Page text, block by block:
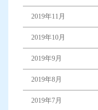
2019年11月
2019年10月
2019年9月
2019年8月
2019年7月